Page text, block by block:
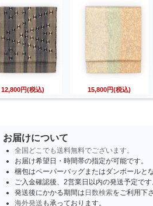
12,800円(税込) 15,800円(税込)
お届けについて
全国どこでも送料無料でございます。
お届け希望日・時間帯の指定が可能です。
梱包はペーパーバッグまたはダンボールと
ご入金確認後、2営業日以内の発送予定です
発送後にかかる期間は 日数検索をご利用下
海外発送 も承っております。